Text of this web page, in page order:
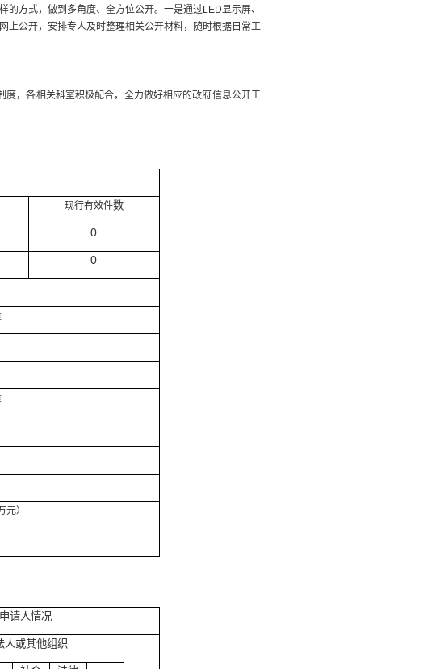
方式，做到多角度、全方位公开。一是通过LED显示屏、
上公开，安排专人及时整理相关公开材料，随时根据日常工
，各相关科室积极配合，全力做好相应的政府信息公开工
现行有效件数
0
0
）
申请人情况
人或其他组织